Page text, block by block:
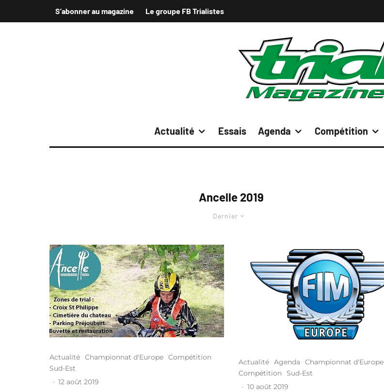
S’abonner au magazine Le groupe FB Trialistes
Actualité Essais Agenda Compétition
Ancelle 2019
Dernier
Actualité Championnat d'Europe Compétition
Sud-Est
· 12 août 2019
Actualité Agenda
Championnat d'Europe
Compétition
Sud-Est
· 10 août 2019